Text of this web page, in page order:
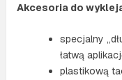
Akcesoria do
specjalny
łatwą
plastikową